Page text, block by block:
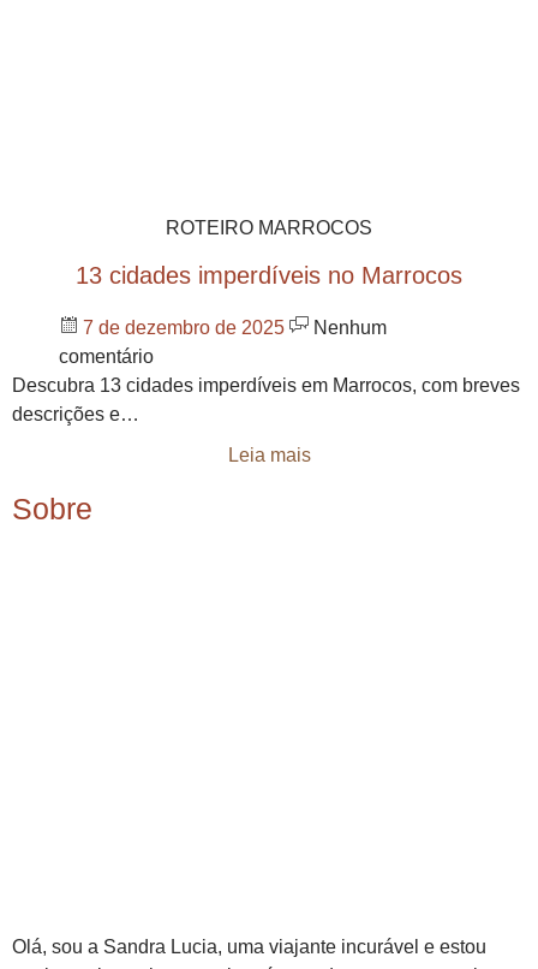
ROTEIRO MARROCOS
13 cidades imperdíveis no Marrocos
7 de dezembro de 2025
Nenhum
comentário
Descubra 13 cidades imperdíveis em Marrocos, com breves
descrições e…
Leia mais
Sobre
Olá, sou a Sandra Lucia, uma viajante incurável e estou